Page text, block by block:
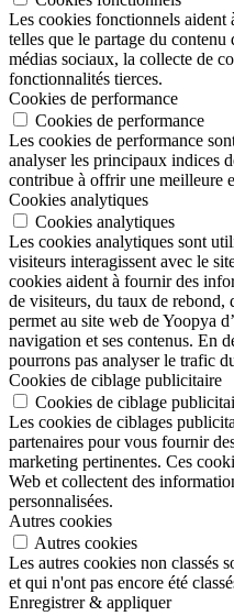
Les cookies fonctionnels aident
telles que le partage du
médias sociaux, la collecte de
fonctionnalités tierces.
Cookies de performance
Cookies de performance
Les cookies de performance
analyser les principaux indices
contribue à offrir une meilleure
Cookies analytiques
Cookies analytiques
Les cookies analytiques sont
visiteurs interagissent avec le
cookies aident à fournir des
de visiteurs, du taux de rebond,
permet au site web de Yoopya
navigation et ses contenus. En
pourrons pas analyser le trafic
Cookies de ciblage publicitaire
Cookies de ciblage
Les cookies de ciblages
partenaires pour vous fournir
marketing pertinentes. Ces
Web et collectent des
personnalisées.
Autres cookies
Autres cookies
Les autres cookies non classés
et qui n'ont pas encore été
Enregistrer & appliquer